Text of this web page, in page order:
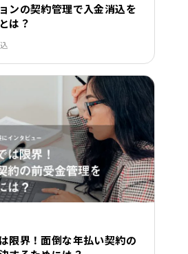
ンの契約管理で入金消込を
は？
限界！面倒な年払い契約の